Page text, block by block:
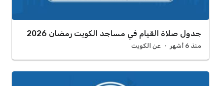
جدول صلاة القيام في مساجد الكويت رمضان 2026
منذ 6 أشهر عن الكويت